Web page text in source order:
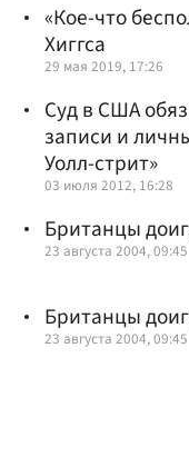
«Кое-что
Хиггса
29 мая 2019, 17:26
Суд в США
записи и
Уолл-стрит»
03 июля 2012, 16:28
Британцы
23 августа 2004, 09:45
Британцы
23 августа 2004, 09:45